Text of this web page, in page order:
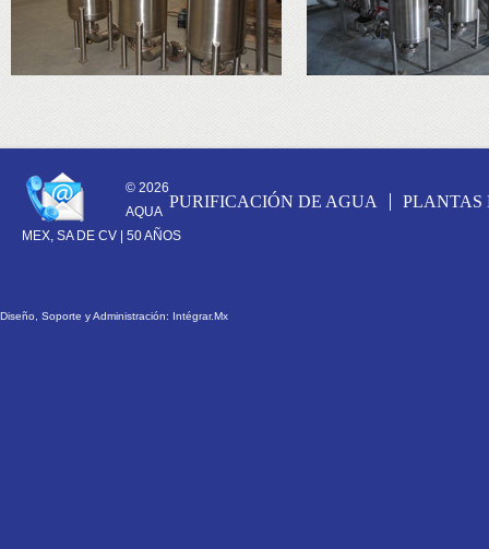
PURIFICACIÓN DE AGUA PLANTAS
CONTACTS
© 2026
AQUA
MEX, SA DE CV | 50 AÑOS
Diseño, Soporte y Administración: Intégrar.Mx